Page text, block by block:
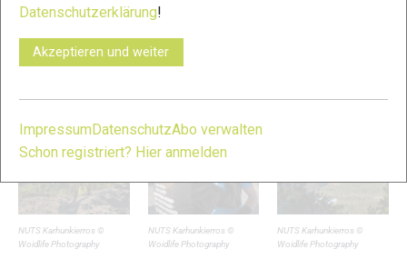
knapp neun Stunden Laufzeit der 3. Platz in der
Gesamtwertung. Doch das Ergebnis fühlt sich nach diesen
unglaublichen Landschaftseindrücken fast nebensächlich an.
NUTS Karhunkierros ©
Woidlife Photography
NUTS Karhunkierros ©
Woidlife Photography
NUTS Karhunkierros ©
Woidlife Photography
Datenschutzerklärung!
Akzeptieren und weiter
ImpressumDatenschutzAbo verwalten
Schon registriert? Hier anmelden